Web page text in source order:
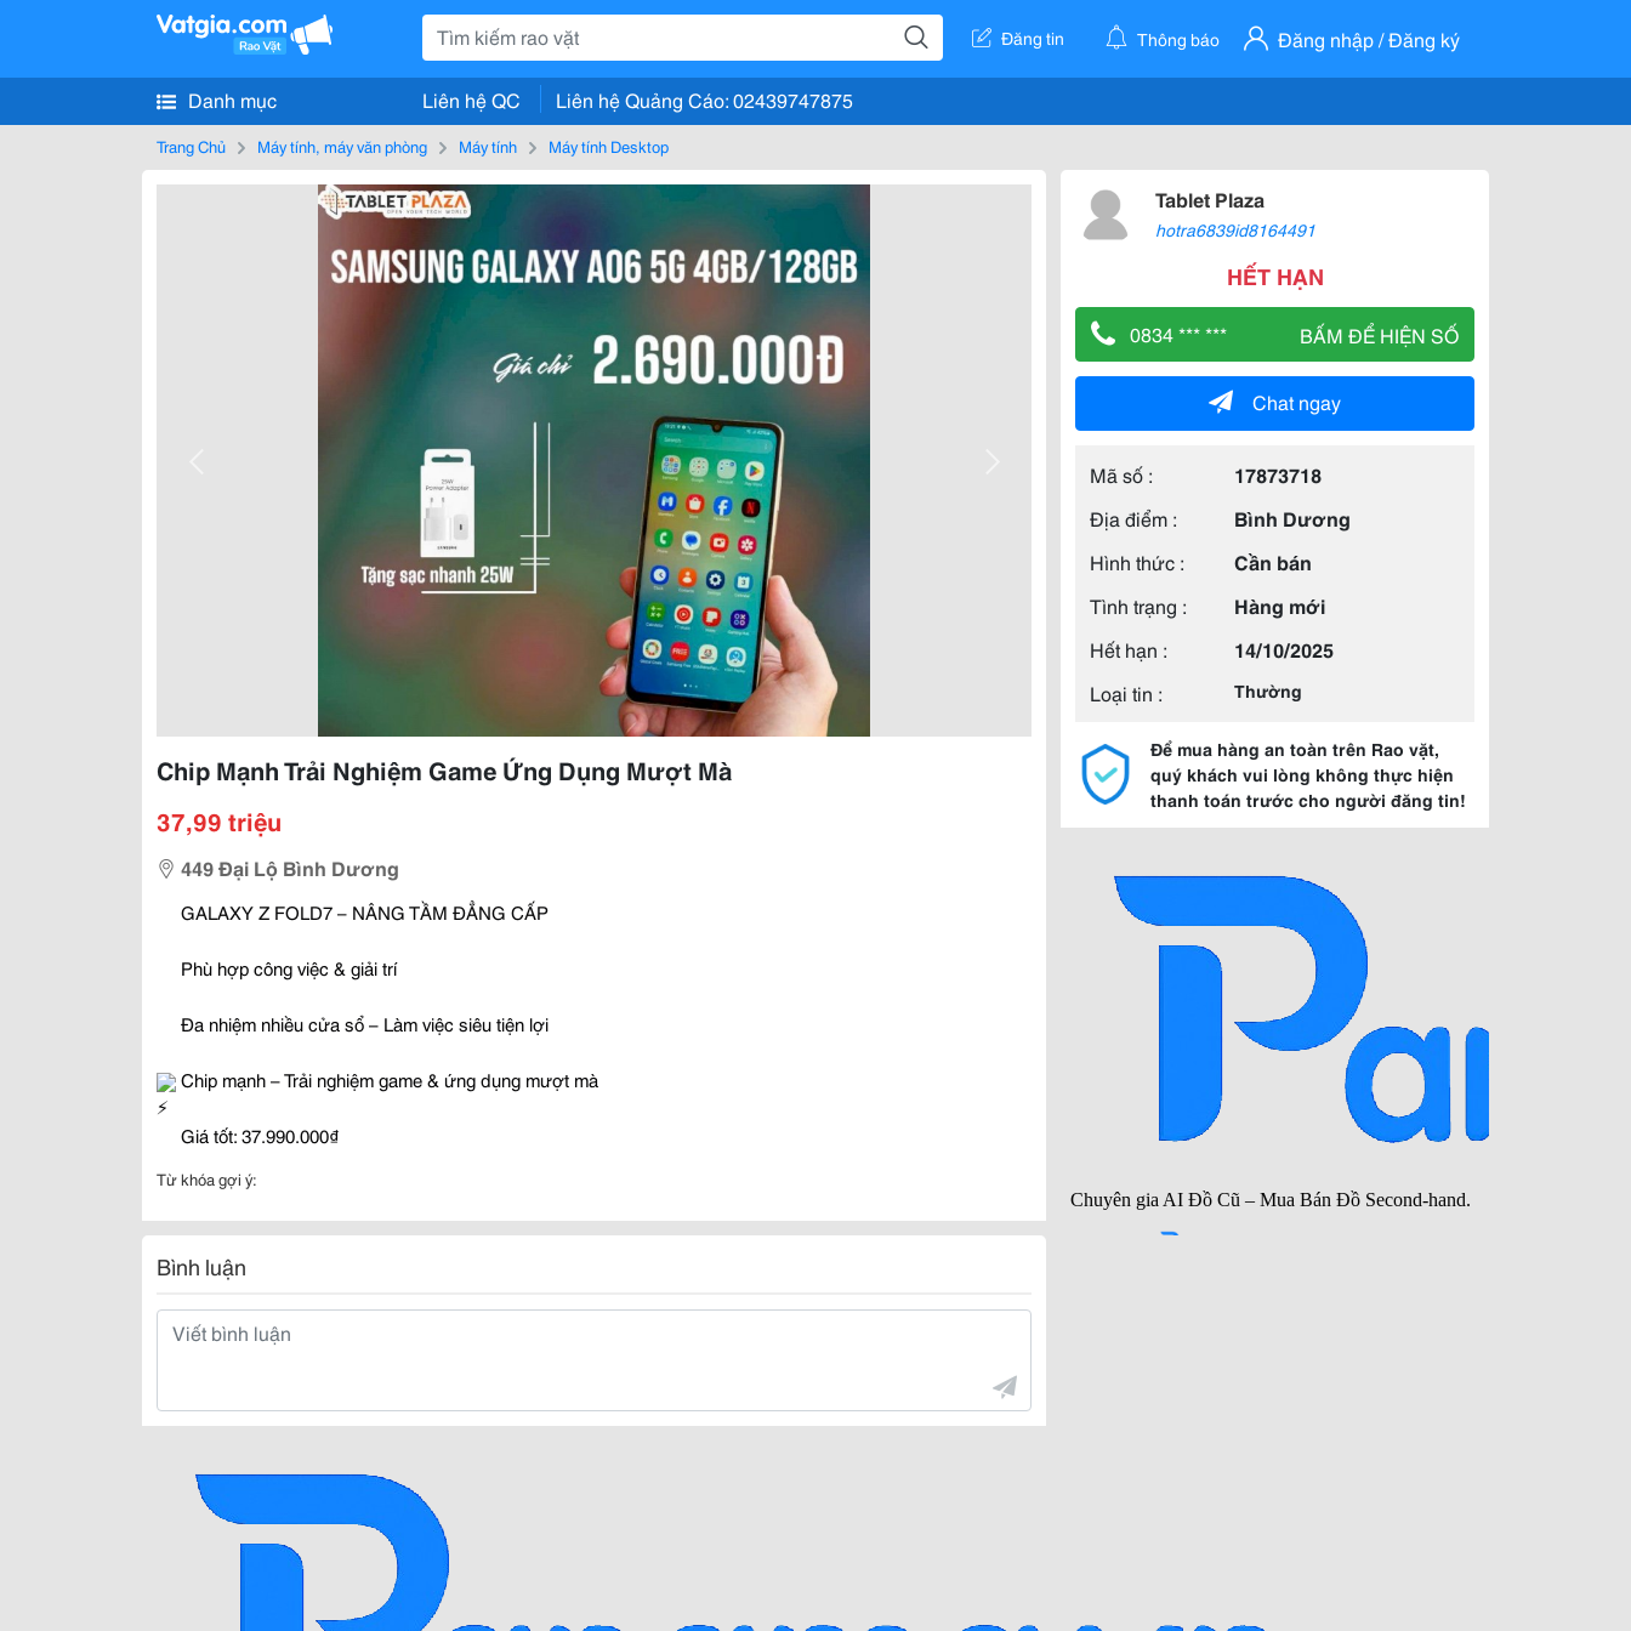
Đăng tin Thông báo Đăng nhập / Đăng ký
Danh mục Liên hệ QC Liên hệ Quảng Cáo: 02439747875
Trang Chủ Máy tính, máy văn phòng Máy tính Máy tính Desktop
Chip Mạnh Trải Nghiệm Game Ứng Dụng Mượt Mà
37,99 triệu
449 Đại Lộ Bình Dương
GALAXY Z FOLD7 – NÂNG TẦM ĐẲNG CẤP
Phù hợp công việc & giải trí
Đa nhiệm nhiều cửa sổ – Làm việc siêu tiện lợi
Chip mạnh – Trải nghiệm game & ứng dụng mượt mà
Giá tốt: 37.990.000₫
Từ khóa gợi ý:
Bình luận
Tablet Plaza
hotra6839id8164491
HẾT HẠN
0834 *** *** BẤM ĐỂ HIỆN SỐ
Chat ngay
Mã số :
17873718
Địa điểm :
Bình Dương
Hình thức :
Cần bán
Tình trạng :
Hàng mới
Hết hạn :
14/10/2025
Loại tin :
Thường
Để mua hàng an toàn trên Rao vặt,
quý khách vui lòng không thực hiện
thanh toán trước cho người đăng tin!